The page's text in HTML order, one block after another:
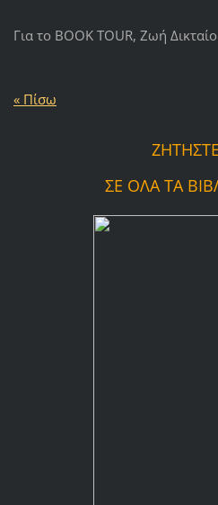
Για το BOOK TOUR, Ζωή
« Πίσω
ΣΕ ΟΛΑ ΤΑ